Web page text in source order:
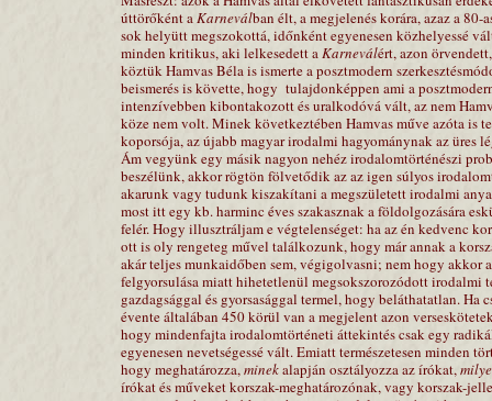
úttörőként aKarneválban élt, a megjelenés korára, azaz a
sok helyütt megszokottá, időnként egyenesen közhelyessé
minden kritikus, aki lelkesedett aKarneválért, azon
köztük Hamvas Béla is ismerte a posztmodern
beismerés is követte, hogy tulajdonképpen ami a
intenzívebben kibontakozott és uralkodóvá vált, az nem
köze nem volt. Minek következtében Hamvas műve azóta is
koporsója, az újabb magyar irodalmi hagyománynak az üres
Ám vegyünk egy másik nagyon nehéz irodalomtörténészi
beszélünk, akkor rögtön fölvetődik az az igen súlyos
akarunk vagy tudunk kiszakítani a megszületett irodalmi
most itt egy kb. harminc éves szakasznak a földolgozására
felér. Hogy illusztráljam e végtelenséget: ha az én kedvenc
ott is oly rengeteg művel találkozunk, hogy már annak a
akár teljes munkaidőben sem, végigolvasni; nem hogy akkor
felgyorsulása miatt hihetetlenül megsokszorozódott
gazdagsággal és gyorsasággal termel, hogy beláthatatlan.
évente általában 450 körül van a megjelent azon
hogy mindenfajta irodalomtörténeti áttekintés csak egy
egyenesen nevetségessé vált. Emiatt természetesen minden
hogy meghatározza,minekalapján osztályozza az írókat,
írókat és műveket korszak-meghatározónak, vagy korszak-